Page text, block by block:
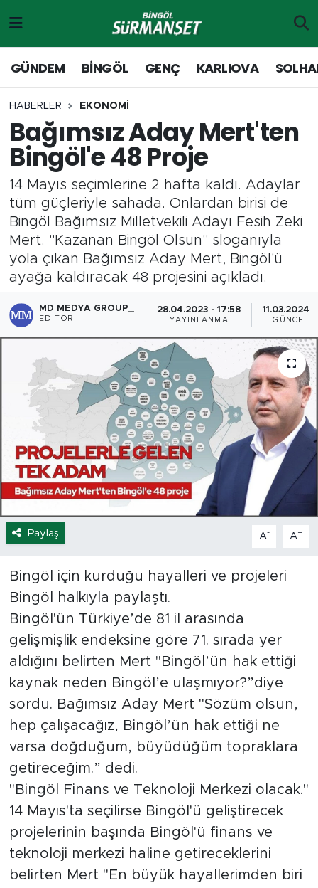
GÜNDEM BİNGÖL GENÇ KARLIOVA
HABERLER EKONOMİ
Bağımsız Aday Mert'ten
Bingöl'e 48 Proje
14 Mayıs seçimlerine 2 hafta kaldı. Adaylar
tüm güçleriyle sahada. Onlardan birisi de
Bingöl Bağımsız Milletvekili Adayı Fesih Zeki
Mert. "Kazanan Bingöl Olsun" sloganıyla
yola çıkan Bağımsız Aday Mert, Bingöl'ü
ayağa kaldıracak 48 projesini açıkladı.
MD MEDYA GROUP_
EDITÖR
28.04.2023 - 17:58
YAYINLANMA
11.03.2024 -
Paylaş A- A+
Bingöl için kurduğu hayalleri ve projeleri
Bingöl halkıyla paylaştı.
Bingöl'ün Türkiye’de 81 il arasında
gelişmişlik endeksine göre 71. sırada yer
aldığını belirten Mert "Bingöl’ün hak ettiği
kaynak neden Bingöl’e ulaşmıyor?”diye
sordu. Bağımsız Aday Mert "Sözüm olsun,
hep çalışacağız, Bingöl’ün hak ettiği ne
varsa doğduğum, büyüdüğüm topraklara
getireceğim.” dedi.
"Bingöl Finans ve Teknoloji Merkezi olacak."
14 Mayıs'ta seçilirse Bingöl'ü geliştirecek
projelerinin başında Bingöl'ü finans ve
teknoloji merkezi haline getireceklerini
belirten Mert "En büyük hayallerimden biri
Genç
Solhan
Karlıova
Adaklı-Kiğı
Yayladere-Yedisu
MD Prestij Dergisi
Siyaset
Yaşam
Sağlık
Eğitim
Ekonomi
Hava Durumu
Bingöl Kaza Haberleri
Merkez Hava Durumu
Merkez Trafik Yoğunluk Haritası
Süper Lig Puan Durumu ve Fikstür
Tüm Manşetler
Son Dakika Haberleri
Haber Arşivi